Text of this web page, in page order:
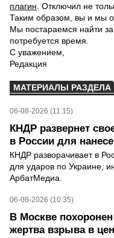
плагин . Отключил не
Таким образом, вы и мы
Мы постараемся найти
потребуется время.
С уважением,
Редакция
МАТЕРИАЛЫ РАЗДЕЛА
06-08-2026 (11:15)
КНДР развернет
в России для
КНДР разворачивает в
для ударов по Украине,
АрбатМедиа.
06-08-2026 (10:35)
В Москве
жертва взрыва в